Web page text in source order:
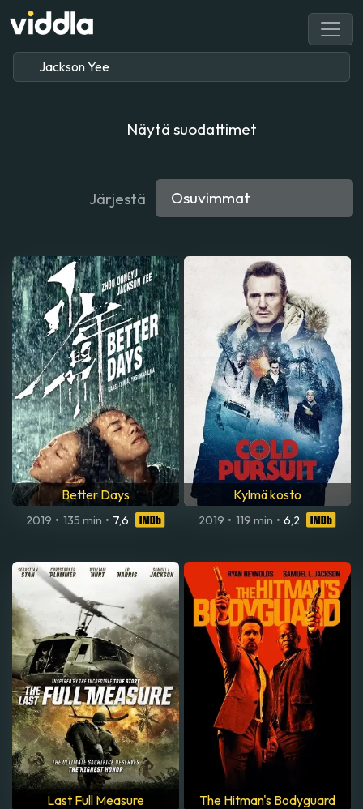
Näytä suodattimet
Järjestä
Better Days
2019 • 135 min • 7,6
Kylmä kosto
2019 • 119 min • 6,2
Last Full Measure The Hitman's Bodyguard